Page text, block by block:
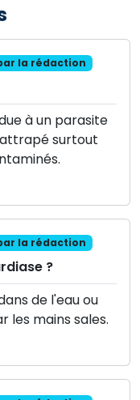
la rédaction
à un parasite
surtout
la rédaction
?
de l'eau ou
les mains sales.